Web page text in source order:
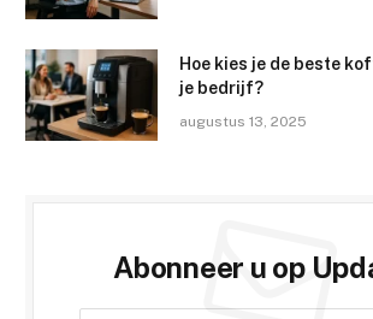
Hoe kies je de beste
je bedrijf?
augustus 13, 2025
Abonneer u op